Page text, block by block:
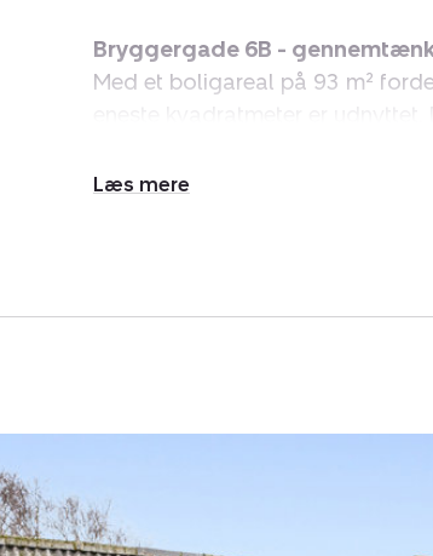
Bryggergade 6B -
Med et boligareal på 93 m²
eksklusivitet, hvilket gør det til
Indretning
noget, som åbner et hus op idet
trappe op til sal. Oppe på 1. sal
til soveværelse og det andet er